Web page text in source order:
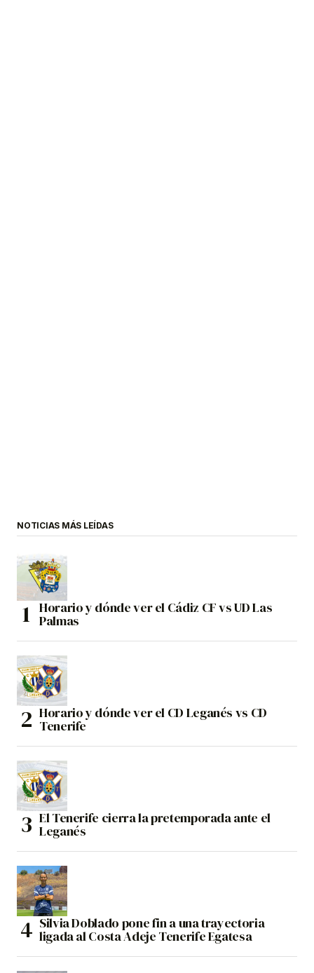
NOTICIAS MÁS LEÍDAS
Horario y dónde ver el Cádiz CF vs UD Las
Palmas
Horario y dónde ver el CD Leganés vs CD
Tenerife
El Tenerife cierra la pretemporada ante el
Leganés
Silvia Doblado pone fin a una trayectoria
ligada al Costa Adeje Tenerife Egatesa